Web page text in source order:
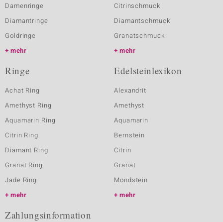
Damenringe
Diamantringe
Goldringe
mehr
Citrinschmuck
Diamantschmuck
Granatschmuck
mehr
Ringe
Achat Ring
Amethyst Ring
Aquamarin Ring
Citrin Ring
Diamant Ring
Granat Ring
Jade Ring
mehr
Edelsteinlexikon
Alexandrit
Amethyst
Aquamarin
Bernstein
Citrin
Granat
Mondstein
mehr
Zahlungsinformation